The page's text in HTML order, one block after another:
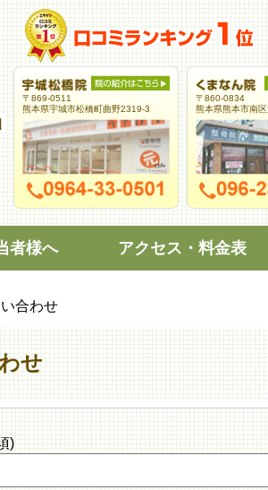
〒869-0511
熊本県宇城市松橋町曲野2319-3
〒860-0834
熊本県熊本市南
者様へ アクセス・料金表
合わせ
せ
)